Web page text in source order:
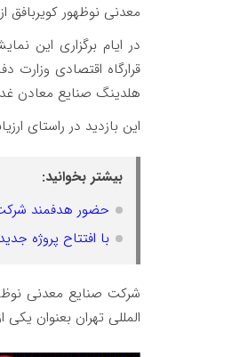
معدنی نوظهور کویربافق
در ایام برگزاری این
قرارگاه اقتصادی وزارت
هلدینگ صنایع معادن
این بازدید در راستای
بیشتر بخوانید:
حضور هدفمند
با افتتاح پروژه
المللی تهران بعنوان